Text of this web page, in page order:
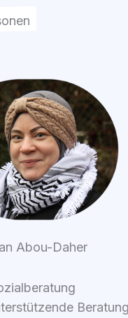
Abou-Daher
Bera­tung